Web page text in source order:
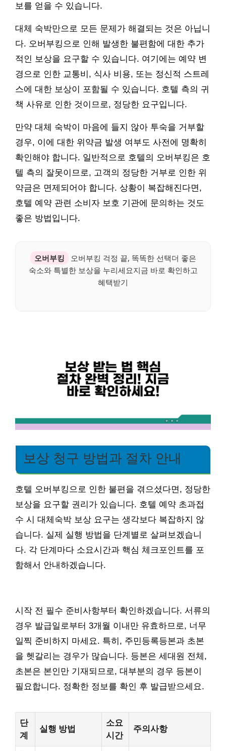
보를 얻을 수 있습니다.
대체 숙박만으로 모든 문제가 해결되는 것은 아닙니
다. 오버부킹으로 인해 발생한 불편함에 대한 추가
적인 보상을 요구할 수 있습니다. 여기에는 예약 변
경으로 인한 교통비, 식사 비용, 또는 정신적 스트레
스에 대한 보상이 포함될 수 있습니다. 호텔 측의 귀
책 사유로 인한 것이므로, 정당한 요구입니다.
만약 대체 숙박이 마음에 들지 않아 투숙을 거부할
경우, 이에 대한 위약금 발생 여부도 사전에 명확히
확인해야 합니다. 일반적으로 호텔의 오버부킹은 호
텔 측의 잘못이므로, 고객의 정당한 거부로 인한 위
약금은 면제되어야 합니다. 상황이 복잡해진다면,
호텔 예약 관련 소비자 보호 기관에 문의하는 것도
좋은 방법입니다.
오버부킹
오버부킹 걱정 끝, 똑똑한 선택더 좋은
숙소와 특별한 보상을 누리세요지금 바로 확인하고
혜택받기
보상 청구 방법과 절차 안내
호텔 오버부킹으로 인한 불편을 겪으셨다면, 정당한
보상을 요구할 권리가 있습니다. 호텔 예약 초과접
수 시 대체숙박 보상 요구는 생각보다 복잡하지 않
습니다. 실제 실행 방법을 단계별로 살펴보겠습니
다. 각 단계마다 소요시간과 핵심 체크포인트를 포
함해서 안내하겠습니다.
시작 전 필수 준비사항부터 확인하겠습니다. 서류의
경우 발급일로부터 3개월 이내만 유효하므로, 너무
일찍 준비하지 마세요. 특히, 주민등록등본과 초본
을 헷갈리는 경우가 많습니다. 등본은 세대원 전체,
초본은 본인만 기재되므로, 대부분의 경우 등본이
필요합니다. 정확한 정보를 확인 후 발급받으세요.
단
계
실행 방법
소요
시간
주의사항